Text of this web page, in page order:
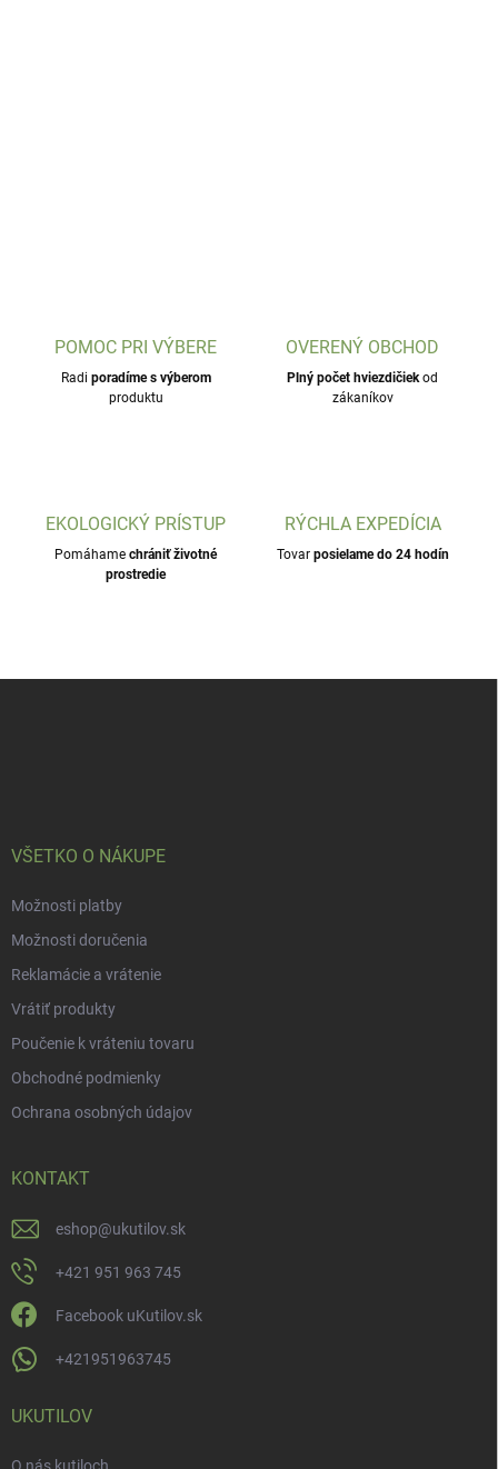
POMOC PRI VÝBERE
Radi poradíme s výberom
produktu
OVERENÝ OBCHOD
Plný počet hviezdičiek od
zákaníkov
EKOLOGICKÝ PRÍSTUP
Pomáhame chrániť životné
prostredie
RÝCHLA EXPEDÍCIA
Tovar posielame do 24 hodín
VŠETKO O NÁKUPE
Možnosti platby
Možnosti doručenia
Reklamácie a vrátenie
Vrátiť produkty
Poučenie k vráteniu tovaru
Obchodné podmienky
Ochrana osobných údajov
KONTAKT
eshop@ukutilov.sk
+421 951 963 745
Facebook uKutilov.sk
+421951963745
UKUTILOV
O nás kutiloch